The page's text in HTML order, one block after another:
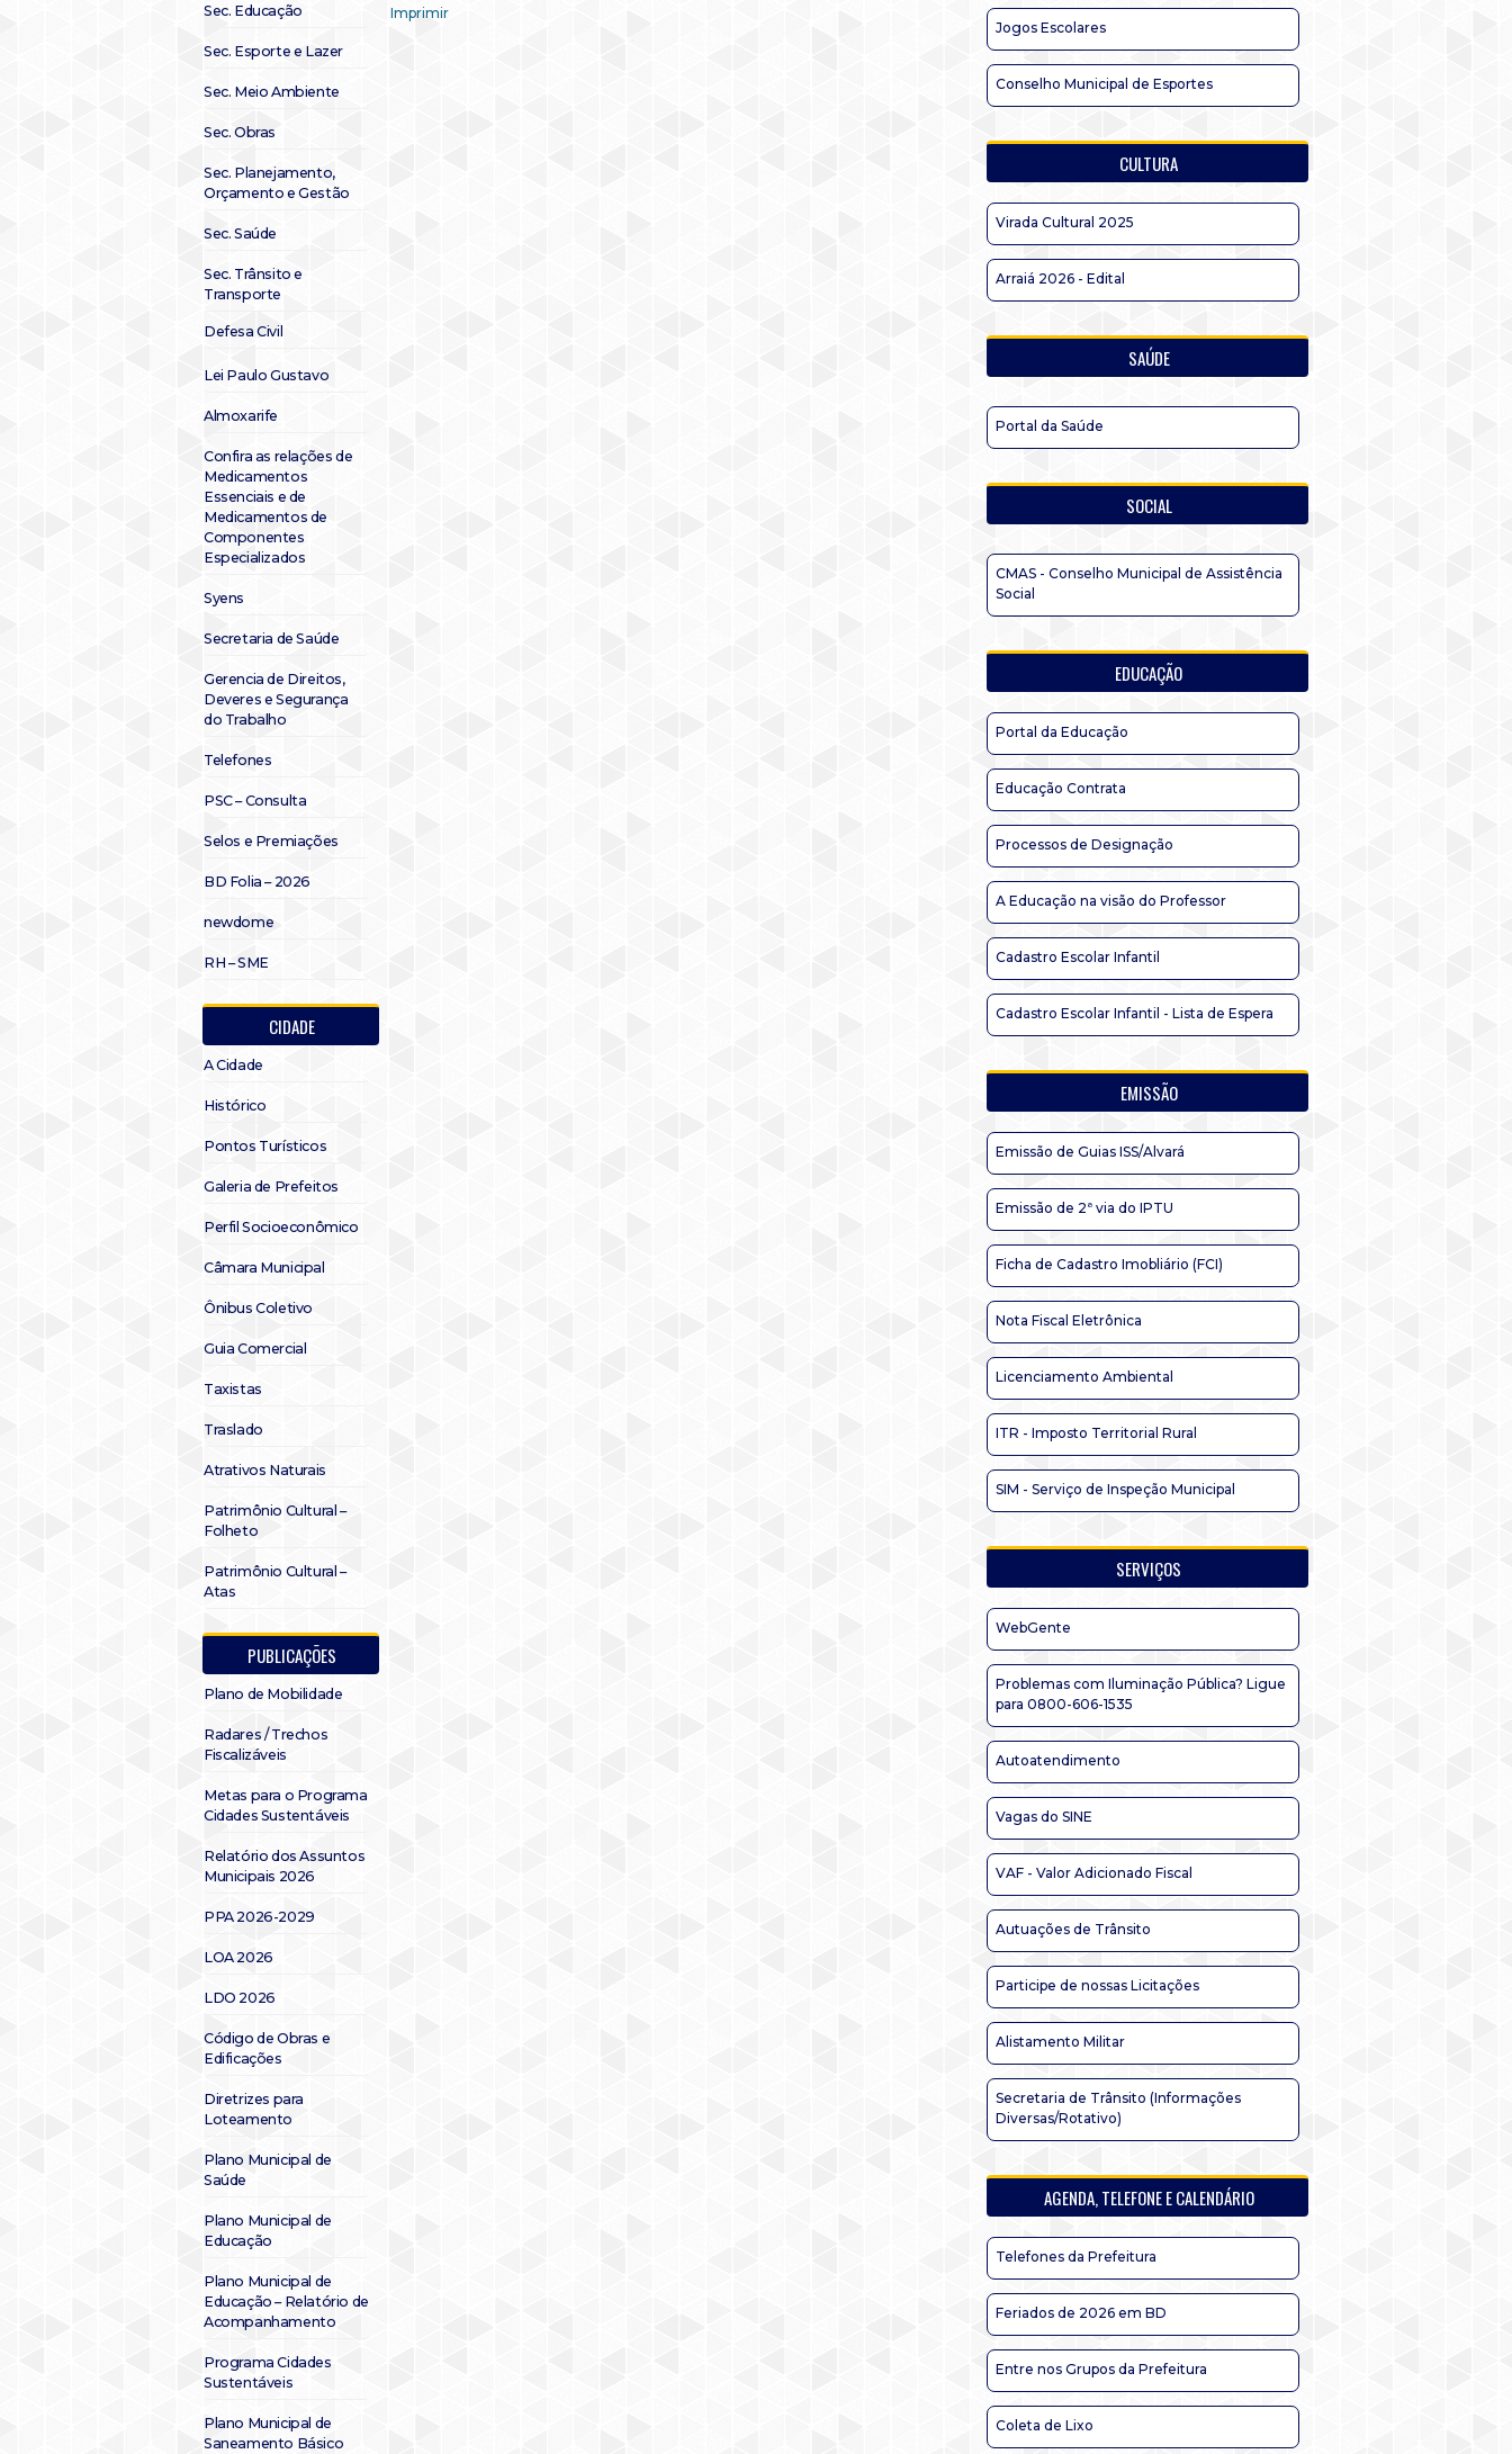
Sec. Educação
Sec. Esporte e Lazer
Sec. Meio Ambiente
Sec. Obras
Sec. Planejamento,
Orçamento e Gestão
Sec. Saúde
Sec. Trânsito e
Transporte
Defesa Civil
Lei Paulo Gustavo
Almoxarife
Confira as relações de
Medicamentos
Essenciais e de
Medicamentos de
Componentes
Especializados
Syens
Secretaria de Saúde
Gerencia de Direitos,
Deveres e Segurança
do Trabalho
Telefones
PSC – Consulta
Selos e Premiações
BD Folia – 2026
newdome
RH – SME
CIDADE
A Cidade
Histórico
Pontos Turísticos
Galeria de Prefeitos
Perfil Socioeconômico
Câmara Municipal
Ônibus Coletivo
Guia Comercial
Taxistas
Traslado
Atrativos Naturais
Patrimônio Cultural –
Folheto
Patrimônio Cultural –
Atas
PUBLICAÇÕES
Plano de Mobilidade
Radares / Trechos
Fiscalizáveis
Metas para o Programa
Cidades Sustentáveis
Relatório dos Assuntos
Municipais 2026
PPA 2026-2029
LOA 2026
LDO 2026
Código de Obras e
Edificações
Diretrizes para
Loteamento
Plano Municipal de
Saúde
Plano Municipal de
Educação
Plano Municipal de
Educação – Relatório de
Acompanhamento
Programa Cidades
Sustentáveis
Plano Municipal de
Saneamento Básico
Imprimir
Jogos Escolares
Conselho Municipal de Esportes
CULTURA
Virada Cultural 2025
Arraiá 2026 - Edital
SAÚDE
Portal da Saúde
SOCIAL
CMAS - Conselho Municipal de Assistência
Social
EDUCAÇÃO
Portal da Educação
Educação Contrata
Processos de Designação
A Educação na visão do Professor
Cadastro Escolar Infantil
Cadastro Escolar Infantil - Lista de Espera
EMISSÃO
Emissão de Guias ISS/Alvará
Emissão de 2ª via do IPTU
Ficha de Cadastro Imobliário (FCI)
Nota Fiscal Eletrônica
Licenciamento Ambiental
ITR - Imposto Territorial Rural
SIM - Serviço de Inspeção Municipal
SERVIÇOS
WebGente
Problemas com Iluminação Pública? Ligue
para 0800-606-1535
Autoatendimento
Vagas do SINE
VAF - Valor Adicionado Fiscal
Autuações de Trânsito
Participe de nossas Licitações
Alistamento Militar
Secretaria de Trânsito (Informações
Diversas/Rotativo)
AGENDA, TELEFONE E CALENDÁRIO
Telefones da Prefeitura
Feriados de 2026 em BD
Entre nos Grupos da Prefeitura
Coleta de Lixo